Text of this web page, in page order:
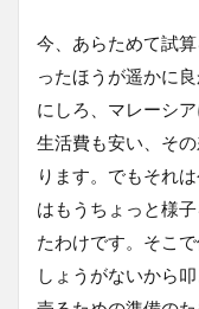
今、あらためて試
ったほうが遥かに
にしろ、マレーシ
生活費も安い、そ
ります。でもそれ
はもうちょっと様
たわけです。そこ
しょうがないから